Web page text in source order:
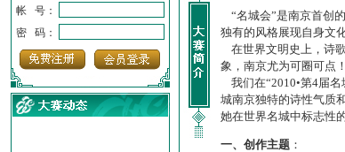
帐 号：
密 码：
“名城会”是南京首创
独有的风格展现自身文
在世界文明史上，诗
象，南京尤为可圈可点！
我们在“2010•第4届
城南京独特的诗性气质
她在世界名城中标志性
一、创作主题 ：